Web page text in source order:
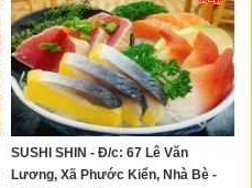
SUSHI SHIN - Đ/c: 67 Lê Văn
Lương, Xã Phước Kiển, Nhà Bè -